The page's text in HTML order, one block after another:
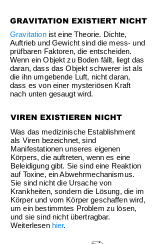
GRAVITATION EXISTIERT NICHT
Gravitation ist eine Theorie. Dichte,
Auftrieb und Gewicht sind die mess- und
prüfbaren Faktoren, die entscheiden.
Wenn ein Objekt zu Boden fällt, liegt das
daran, dass das Objekt schwerer ist als
die ihn umgebende Luft, nicht daran,
dass es von einer mysteriösen Kraft
nach unten gesaugt wird.
VIREN EXISTIEREN NICHT
Was das medizinische Establishment
als Viren bezeichnet, sind
Manifestationen unseres eigenen
Körpers, die auftreten, wenn es eine
Beleidigung gibt. Sie sind eine Reaktion
auf Toxine, ein Abwehrmechanismus.
Sie sind nicht die Ursache von
Krankheiten, sondern die Lösung, die im
Körper und vom Körper geschaffen wird,
um ein bestimmtes Problem zu lösen,
und sie sind nicht übertragbar.
Weiterlesenhier.